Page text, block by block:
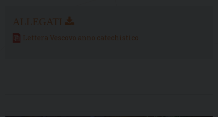
Lettera Vescovo anno catechistico